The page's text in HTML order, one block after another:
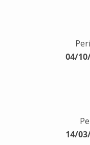
04/
14/